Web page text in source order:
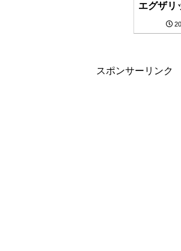
エグザリ
スポンサーリンク